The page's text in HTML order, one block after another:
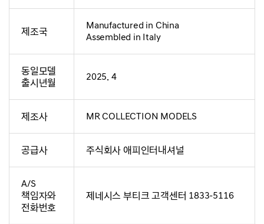
제조국
Manufactured in China
Assembled in Italy
동일모델
출시년월
2025. 4
제조사 MR COLLECTION MODELS
공급사 주식회사 애피인터내셔널
A/S
책임자와
전화번호
제네시스 부티크 고객센터 1833-5116